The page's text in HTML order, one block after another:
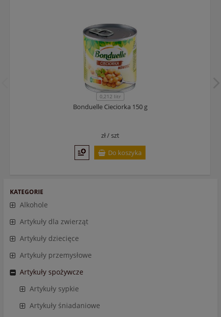
KATEGORIE
Alkohole
Artykuły dla zwierząt
Artykuły dziecięce
Artykuły przemysłowe
Artykuły spożywcze
Artykuły sypkie
Artykuły śniadaniowe
0,212 litr
Bonduelle Cieciorka 150 g
zł /szt
Do koszyka